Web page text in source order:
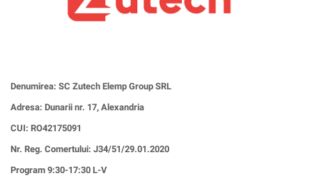
Denumirea: SC Zutech Elemp Group SRL
Adresa: Dunarii nr. 17, Alexandria
CUI: RO42175091
Nr. Reg. Comertului: J34/51/29.01.2020
Program 9:30-17:30 L-V